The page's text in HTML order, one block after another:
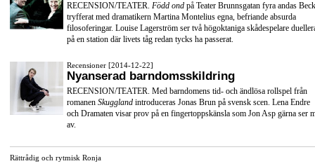
RECENSION/TEATER. Född ond på Teater Brunnsgatan fyra andas
tryfferat med dramatikern Martina Montelius egna, befriande absurda
filosoferingar. Louise Lagerström ser två högoktaniga skådespelare
på en station där livets tåg redan tycks ha passerat.
Recensioner [2014-12-22]
Nyanserad barndomsskildring
RECENSION/TEATER. Med barndomens tid- och ändlösa rollspel från
romanen Skuggland introduceras Jonas Brun på svensk scen. Lena Endre
och Dramaten visar prov på en fingertoppskänsla som Jon Asp gärna ser
av.
Rättrådig och rytmisk Ronja